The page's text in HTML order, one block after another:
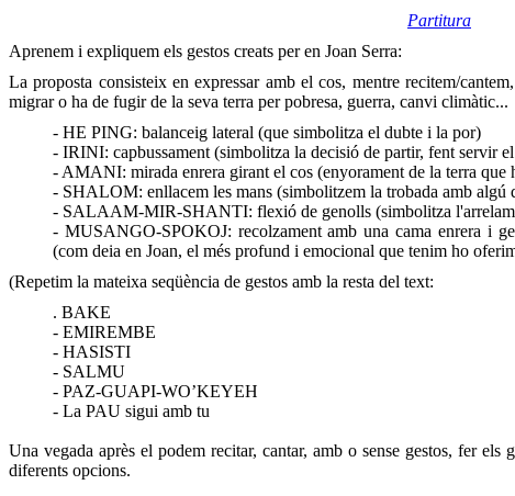
Partitura
Aprenem i expliquem els gestos creats per en Joan Serra:
La proposta consisteix en expressar amb el cos, mentre recitem/
migrar o ha de fugir de la seva terra per pobresa, guerra, canvi climàtic...
- HE PING: balanceig lateral (que simbolitza el dubte i la por)
- IRINI: capbussament (simbolitza la decisió de partir, fent servir
- AMANI: mirada enrera girant el cos (enyorament de la terra que
- SHALOM: enllacem les mans (simbolitzem la trobada amb algú
- SALAAM-MIR-SHANTI: flexió de genolls (simbolitza
- MUSANGO-SPOKOJ: recolzament amb una cama enrera i
(com deia en Joan, el més profund i emocional que tenim ho
(Repetim la mateixa seqüència de gestos amb la resta del text:
. BAKE
- EMIREMBE
- HASISTI
- SALMU
- PAZ-GUAPI-WO’KEYEH
- La PAU sigui amb tu
Una vegada après el podem recitar, cantar, amb o sense gestos, fer
diferents opcions.